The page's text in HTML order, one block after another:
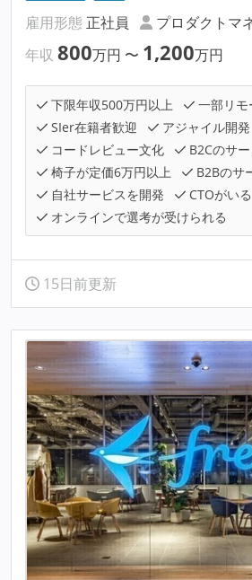
雇用形態 正社員 プロダクトマ
年収 800万円 〜 1,200万円
下限年収500万円以上
一部リモ
SIer在籍者歓迎
アジャイル開発
コードレビュー文化
B2Cのサ
椅子が定価6万円以上
B2Bのサ
自社サービスを開発
CTOがいる
オンラインで選考が受けられる
15日前更新